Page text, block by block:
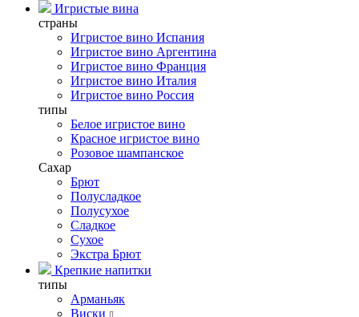
Игристые вина
страны
Игристое вино Испания
Игристое вино Аргентина
Игристое вино Франция
Игристое вино Италия
Игристое вино Россия
типы
Белое игристое вино
Красное игристое вино
Розовое шампанское
Сахар
Брют
Полусладкое
Полусухое
Сладкое
Сухое
Экстра Брют
Крепкие напитки
типы
Арманьяк
Виски